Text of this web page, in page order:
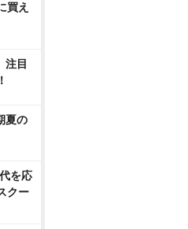
買え
注目
夏の
を応
クー